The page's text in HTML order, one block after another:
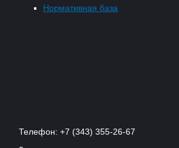
Нормативная база
Телефон: +7 (343) 355-26-67